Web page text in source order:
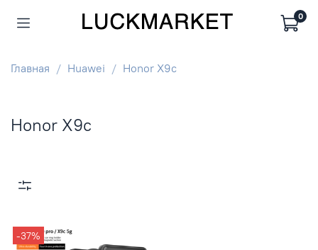
0
Главная Huawei Honor X9с
Honor X9с
-37%